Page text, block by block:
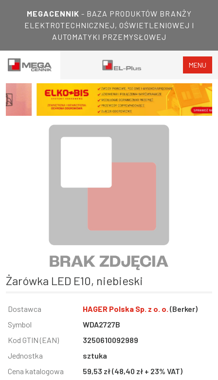
MEGACENNIK - BAZA PRODUKTÓW BRANŻY
ELEKTROTECHNICZNEJ, OŚWIETLENIOWEJ I
AUTOMATYKI PRZEMYSŁOWEJ
MENU
Żarówka LED E10, niebieski
Informacja
Wartość
Dostawca HAGER Polska Sp. z o. o. (Berker)
Symbol
WDA2727B
Kod GTIN (EAN)
3250610092989
Jednostka
sztuka
Cena katalogowa
59,53 zł (48,40 zł + 23% VAT)